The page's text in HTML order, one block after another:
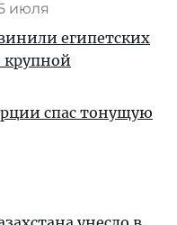
июля
египетских
спас тонущую